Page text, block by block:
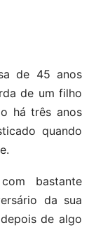
de 45 anos
de um filho
há três anos
quando
bastante
da sua
de algo